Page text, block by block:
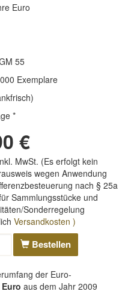
Euro
55
Exemplare
*
€
MwSt. (Es erfolgt kein
wegen Anwendung
nach § 25a
Sammlungsstücke und
Sonderregelung
Versandkosten )
Bestellen
der Euro-
aus dem Jahr 2009